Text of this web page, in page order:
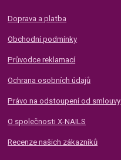
Doprava a platba
Obchodní podmínky
Průvodce reklamací
Ochrana osobních údajů
Právo na odstoupení od smlouvy
O společnosti X-NAILS
Recenze našich zákazníků